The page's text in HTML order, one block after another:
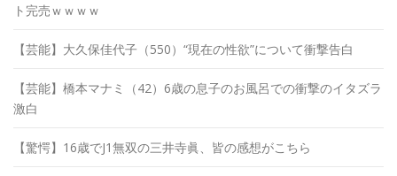
ト完売ｗｗｗｗ
【芸能】大久保佳代子（550）“現在の性欲”について衝撃告白
【芸能】橋本マナミ（42）6歳の息子のお風呂での衝撃のイタズラ
激白
【驚愕】16歳でJ1無双の三井寺眞、皆の感想がこちら